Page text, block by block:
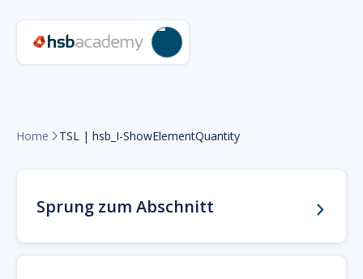
Home  TSL | hsb_I-ShowElementQuantity
Sprung zum Abschnitt